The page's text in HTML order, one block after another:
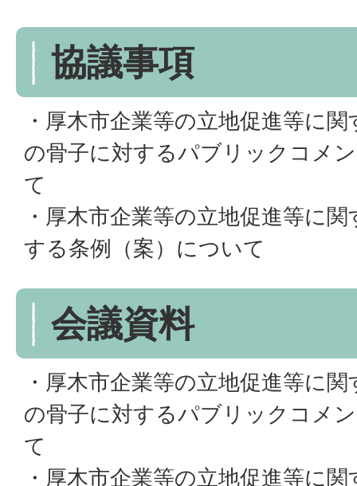
協議事項
・厚木市企業等の立地促進等に
の骨子に対するパブリックコメ
て
・厚木市企業等の立地促進等に
する条例（案）について
会議資料
・厚木市企業等の立地促進等に
の骨子に対するパブリックコメ
て
・厚木市企業等の立地促進等に